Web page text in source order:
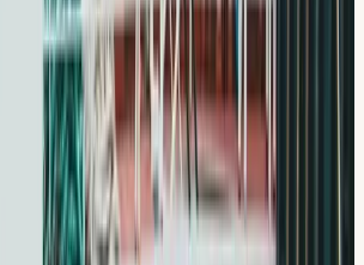
(567 recensioner)